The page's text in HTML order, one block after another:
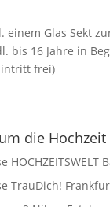
einem Glas Sekt
bis 16 Jahre in
frei)
die Hochzeit
HOCHZEITSWELT
TrauDich!